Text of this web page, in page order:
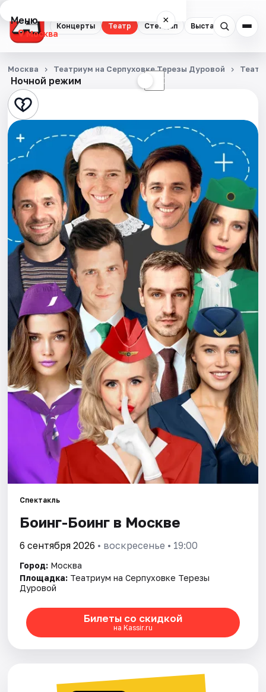
Концерты Театр Стендап Выставки
Меню ×
Москва
Концерты
Театр
Стендап
Выставки
Квесты
Экскурсии
Спорт
События
Города
Площадки
Артисты
Рейтинги
Ночной режим ☾
Москва Театриум на Серпуховке Терезы Дуровой Театр
Спектакль
Боинг-Боинг в Москве
6 сентября 2026 • воскресенье • 19:00
Город: Москва
Площадка: Театриум на Серпуховке Терезы
Дуровой
Билеты со скидкой
на Kassir.ru